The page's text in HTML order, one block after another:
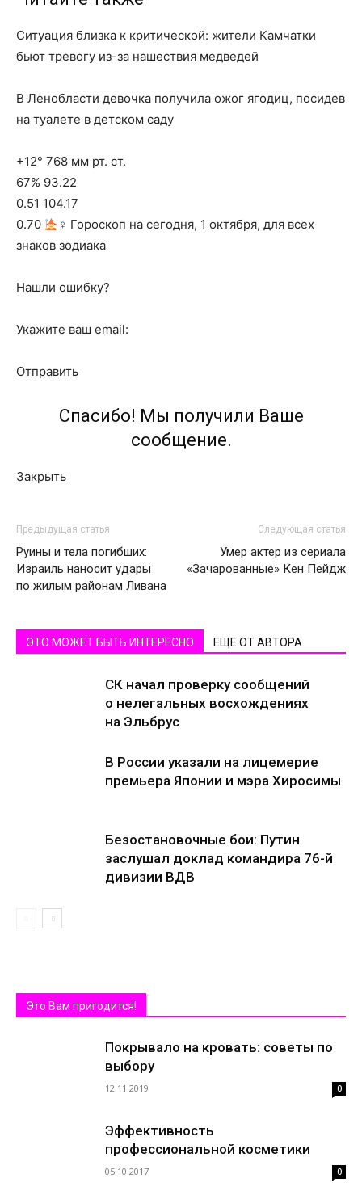
Ситуация близка к критической: жители Камчатки
бьют тревогу из-за нашествия медведей
В Ленобласти девочка получила ожог ягодиц, посидев
на туалете в детском саду
+12° 768 мм рт. ст.
67% 93.22
0.51 104.17
0.70
‍♀ Гороскоп на сегодня, 1 октября, для всех
знаков зодиака
Нашли ошибку?
Укажите ваш email:
Отправить
Спасибо! Мы получили Ваше
сообщение.
Закрыть
Предыдущая статья
Руины и тела погибших:
Израиль наносит удары
по жилым районам Ливана
Следующая статья
Умер актер из сериала
«Зачарованные» Кен Пейдж
ЭТО МОЖЕТ БЫТЬ ИНТЕРЕСНО ЕЩЕ ОТ АВТОРА
СК начал проверку сообщений
о нелегальных восхождениях
на Эльбрус
В России указали на лицемерие
премьера Японии и мэра Хиросимы
Безостановочные бои: Путин
заслушал доклад командира 76-й
дивизии ВДВ
Это Вам пригодится!
Покрывало на кровать: советы по
выбору
12.11.2019 0
Эффективность
профессиональной косметики
05.10.2017 0